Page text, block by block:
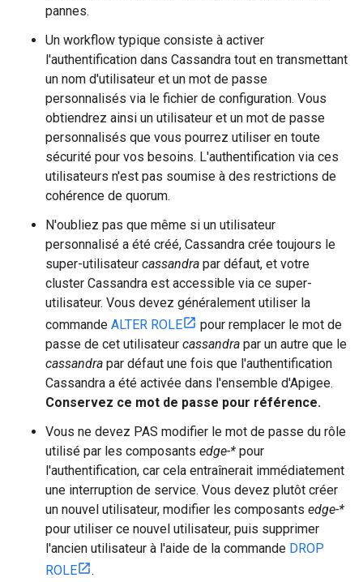
pannes.
Un workflow typique consiste à activer
l'authentification dans Cassandra tout en transmettant
un nom d'utilisateur et un mot de passe
personnalisés via le fichier de configuration. Vous
obtiendrez ainsi un utilisateur et un mot de passe
personnalisés que vous pourrez utiliser en toute
sécurité pour vos besoins. L'authentification via ces
utilisateurs n'est pas soumise à des restrictions de
cohérence de quorum.
N'oubliez pas que même si un utilisateur
personnalisé a été créé, Cassandra crée toujours le
super-utilisateur cassandra par défaut, et votre
cluster Cassandra est accessible via ce super-
utilisateur. Vous devez généralement utiliser la
commande ALTER ROLE
pour remplacer le mot de
passe de cet utilisateur cassandra par un autre que le
cassandra par défaut une fois que l'authentification
Cassandra a été activée dans l'ensemble d'Apigee.
Conservez ce mot de passe pour référence.
Vous ne devez PAS modifier le mot de passe du rôle
utilisé par les composants edge-* pour
l'authentification, car cela entraînerait immédiatement
une interruption de service. Vous devez plutôt créer
un nouvel utilisateur, modifier les composants edge-*
pour utiliser ce nouvel utilisateur, puis supprimer
l'ancien utilisateur à l'aide de la commande DROP
ROLE
.